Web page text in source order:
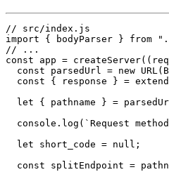
// src/index.js
import { bodyParser } from
// ...
const app =
const parsedUrl = new
const { response } =
let { pathname } =
console.log(`Request
  let short_code = null;
const splitEndpoint =